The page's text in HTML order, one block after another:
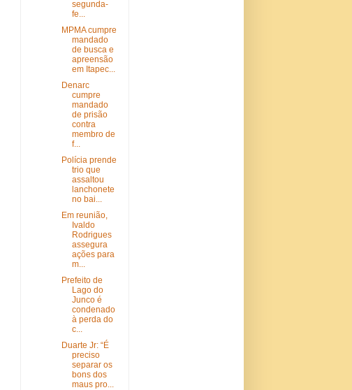
segunda-
fe...
MPMA cumpre
mandado
de busca e
apreensão
em Itapec...
Denarc
cumpre
mandado
de prisão
contra
membro de
f...
Polícia prende
trio que
assaltou
lanchonete
no bai...
Em reunião,
Ivaldo
Rodrigues
assegura
ações para
m...
Prefeito de
Lago do
Junco é
condenado
à perda do
c...
Duarte Jr: “É
preciso
separar os
bons dos
maus pro...